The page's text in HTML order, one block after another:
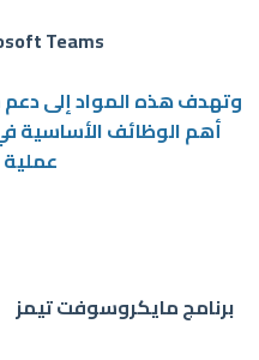
Teams
وتهدف هذه المواد إلى
أهم الوظائف الأساسية
برنامج مايكروسوفت تيمز